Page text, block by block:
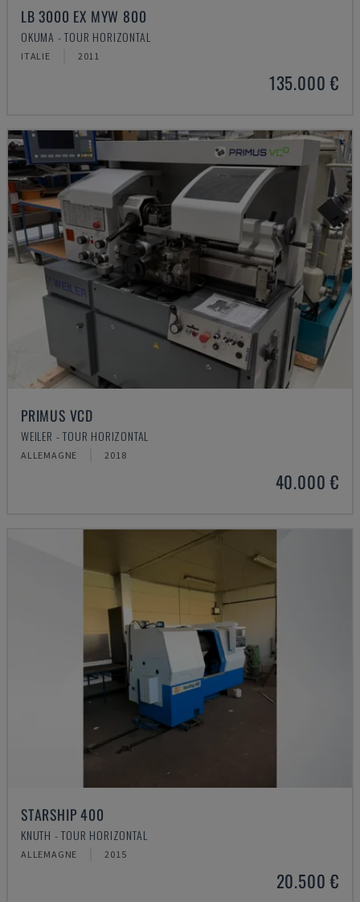
LB 3000 EX MYW 800
OKUMA - TOUR HORIZONTAL
ITALIE 2011
135.000 €
PRIMUS VCD
WEILER - TOUR HORIZONTAL
ALLEMAGNE 2018
40.000 €
STARSHIP 400
KNUTH - TOUR HORIZONTAL
ALLEMAGNE 2015
20.500 €